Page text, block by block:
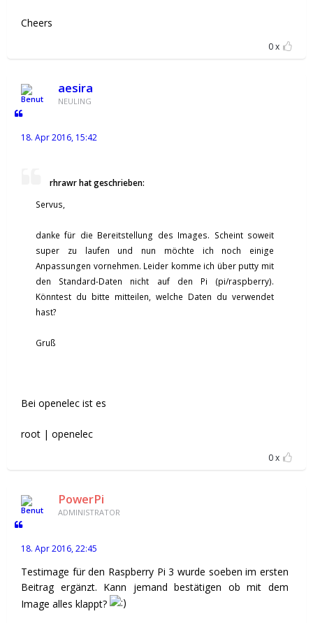
Cheers
0
aesira
NEULING
18. Apr 2016, 15:42
rhrawr hat geschrieben:
Servus,
danke für die Bereitstellung des Images. Scheint soweit
super zu laufen und nun möchte ich noch einige
Anpassungen vornehmen. Leider komme ich über putty mit
den Standard-Daten nicht auf den Pi (pi/raspberry).
Könntest du bitte mitteilen, welche Daten du verwendet
hast?
Gruß
Bei openelec ist es
root | openelec
0
PowerPi
ADMINISTRATOR
18. Apr 2016, 22:45
Testimage für den Raspberry Pi 3 wurde soeben im ersten
Beitrag ergänzt. Kann jemand bestätigen ob mit dem
Image alles klappt?